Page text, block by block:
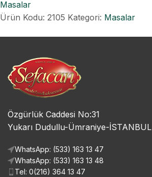
Masalar
Ürün Kodu: 2105 Kategori: Masalar
Özgürlük Caddesi No:31
Yukarı Dudullu-Ümraniye-İSTANBUL
WhatsApp: (533) 163 13 47
WhatsApp: (533) 163 13 48
Tel: 0(216) 364 13 47